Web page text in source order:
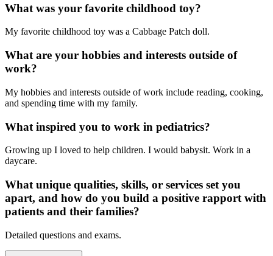
What was your favorite childhood toy?
My favorite childhood toy was a Cabbage Patch doll.
What are your hobbies and interests outside of
work?
My hobbies and interests outside of work include reading, cooking,
and spending time with my family.
What inspired you to work in pediatrics?
Growing up I loved to help children. I would babysit. Work in a
daycare.
What unique qualities, skills, or services set you
apart, and how do you build a positive rapport with
patients and their families?
Detailed questions and exams.